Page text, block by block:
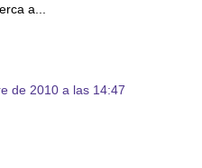
a...
de 2010 a las 14:47